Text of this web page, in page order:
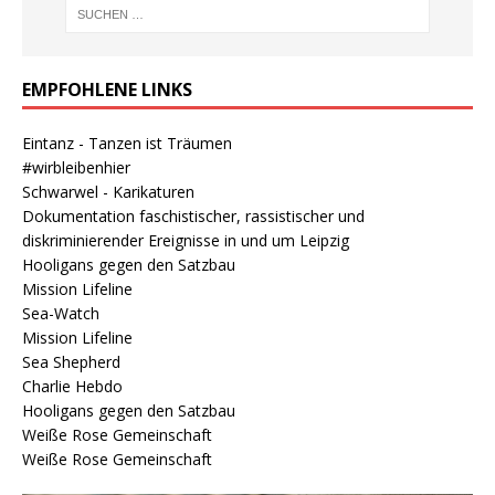
EMPFOHLENE LINKS
Eintanz - Tanzen ist Träumen
#wirbleibenhier
Schwarwel - Karikaturen
Dokumentation faschistischer, rassistischer und
diskriminierender Ereignisse in und um Leipzig
Hooligans gegen den Satzbau
Mission Lifeline
Sea-Watch
Mission Lifeline
Sea Shepherd
Charlie Hebdo
Hooligans gegen den Satzbau
Weiße Rose Gemeinschaft
Weiße Rose Gemeinschaft